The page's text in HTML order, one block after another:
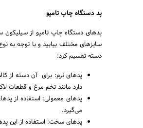
پد دستگاه چاپ تامپو
پدهای دستگاه چاپ تامپو از سیلیکون
سایزهای مختلف بیابید و با توجه به
دسته تقسیم کرد:
پدهای نرم: برای آن دسته از
دارد مانند تخم مرغ و قطعات
پدهای معمولی: استفاده از
می‌گیرد.
پدهای سخت: استفاده از این